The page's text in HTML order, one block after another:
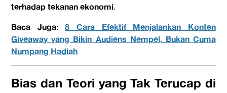
terhadap tekanan ekonomi.
Baca Juga:8 Cara Efektif Menjalankan Konten
Giveaway yang Bikin Audiens Nempel, Bukan Cuma
Numpang Hadiah
Bias dan Teori yang Tak Terucap di